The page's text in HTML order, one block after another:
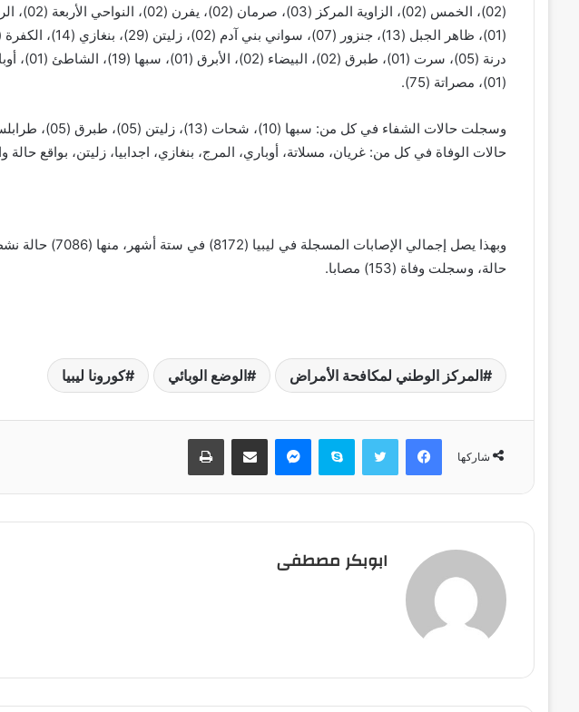
(01)، مصراتة (75).
حالات الوفاة في كل من: غريان، مسلاتة، أوباري، المرج، بنغازي، اجدابيا، زليتن، بواقع
حالة، وسجلت وفاة (153) مصابا.
المركز الوطني لمكافحة الأمراض الوضع الوبائي كورونا ليبيا
شاركها
فيسبوك تويتر سكايب ماسنجر مشاركة عبر البريد طباعة
ابوبكر مصطفى